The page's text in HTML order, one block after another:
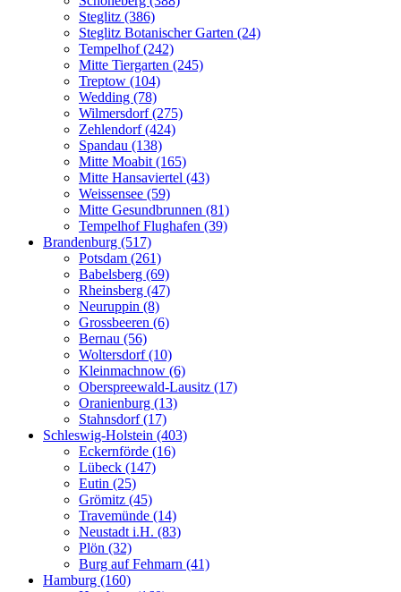
Steglitz (386)
Steglitz Botanischer Garten (24)
Tempelhof (242)
Mitte Tiergarten (245)
Treptow (104)
Wedding (78)
Wilmersdorf (275)
Zehlendorf (424)
Spandau (138)
Mitte Moabit (165)
Mitte Hansaviertel (43)
Weissensee (59)
Mitte Gesundbrunnen (81)
Tempelhof Flughafen (39)
Brandenburg (517)
Potsdam (261)
Babelsberg (69)
Rheinsberg (47)
Neuruppin (8)
Grossbeeren (6)
Bernau (56)
Woltersdorf (10)
Kleinmachnow (6)
Oberspreewald-Lausitz (17)
Oranienburg (13)
Stahnsdorf (17)
Schleswig-Holstein (403)
Eckernförde (16)
Lübeck (147)
Eutin (25)
Grömitz (45)
Travemünde (14)
Neustadt i.H. (83)
Plön (32)
Burg auf Fehmarn (41)
Hamburg (160)